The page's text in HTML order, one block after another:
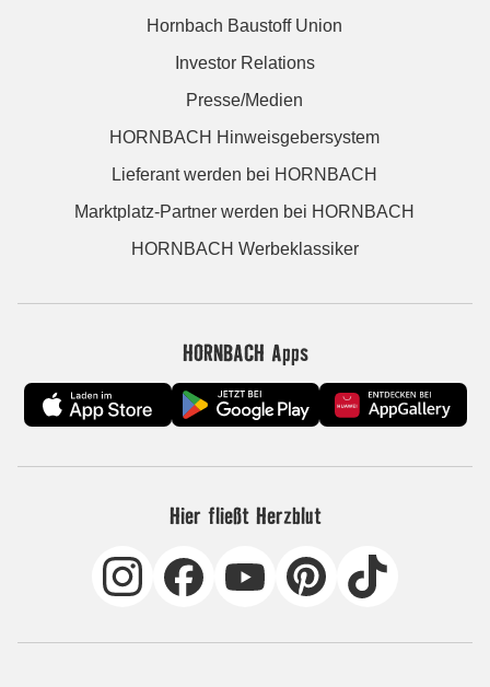
Hornbach Baustoff Union
Investor Relations
Presse/Medien
HORNBACH Hinweisgebersystem
Lieferant werden bei HORNBACH
Marktplatz-Partner werden bei HORNBACH
HORNBACH Werbeklassiker
HORNBACH Apps
Hier fließt Herzblut